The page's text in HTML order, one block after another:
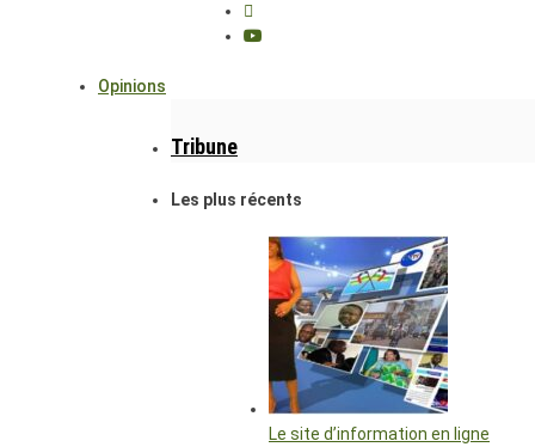
Opinions
Tribune
Les plus récents
Le site d’information en ligne